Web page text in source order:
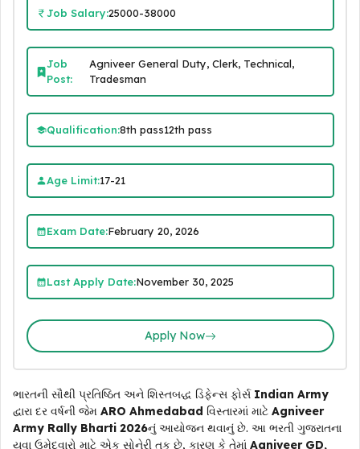
Job Salary:25000-38000
Job
Post:
Agniveer General Duty, Clerk, Technical,
Tradesman
Qualification:8th pass12th pass
Age Limit:17-21
Exam Date:February 20, 2026
Last Apply Date:November 30, 2025
Apply Now
ભારતની સૌથી પ્રતિષ્ઠિત અને શિસ્તબદ્ધ ડિફેન્સ ફોર્સ Indian Army
દ્વારા દર વર્ષની જેમ ARO Ahmedabad વિસ્તારમાં માટે Agniveer
Army Rally Bharti 2026નું આયોજન થવાનું છે. આ ભરતી ગુજરાતના
યુવા ઉમેદવારો માટે એક સોનેરી તક છે, કારણ કે તેમાં Agniveer GD,